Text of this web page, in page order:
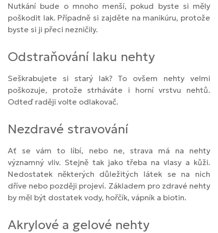
Nutkání bude o mnoho menší, pokud byste si měly
poškodit lak. Případně si zajděte na manikúru, protože
byste si ji přeci nezničily.
Odstraňování laku nehty
Seškrabujete si starý lak? To ovšem nehty velmi
poškozuje, protože strháváte i horní vrstvu nehtů.
Odteď raději volte odlakovač.
Nezdravé stravování
Ať se vám to líbí, nebo ne, strava má na nehty
významný vliv. Stejně tak jako třeba na vlasy a kůži.
Nedostatek některých důležitých látek se na nich
dříve nebo později projeví. Základem pro zdravé nehty
by měl být dostatek vody, hořčík, vápník a biotin.
Akrylové a gelové nehty